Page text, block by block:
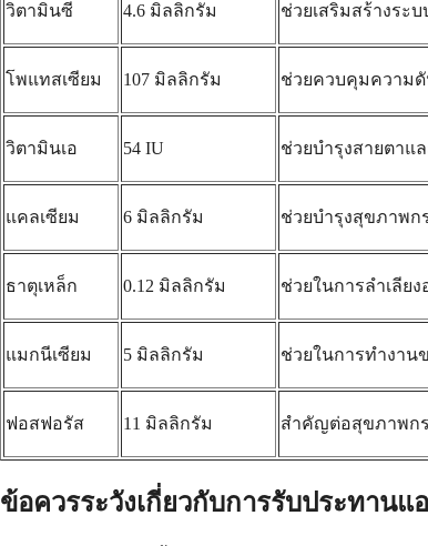
วิตามินซี 4.6 มิลลิกรัม ช่วยเสริมสร้างระ
โพแทสเซียม 107 มิลลิกรัม ช่วยควบคุมความ
วิตามินเอ 54 IU ช่วยบำรุงสายตาแ
แคลเซียม 6 มิลลิกรัม ช่วยบำรุงสุขภาพก
ธาตุเหล็ก 0.12 มิลลิกรัม ช่วยในการลำเลีย
แมกนีเซียม 5 มิลลิกรัม ช่วยในการทำงาน
ฟอสฟอรัส 11 มิลลิกรัม สำคัญต่อสุขภาพก
ข้อควรระวังเกี่ยวกับการรับประทานแ